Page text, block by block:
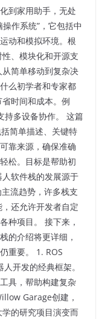
到家用助手，无处
作系统”，它包括中
动和模拟环境。根
、模块化和开源支
简单移动到复杂决
么初学者和专家都
时间和成本。例
持多设备协作。 这篇
简单描述、关键特
靠来源，确保准确
松。目标是帮助初
软件栈的发展源于
流趋势，许多栈支
还允许开发者自定
种项目。 接下来，
的介绍将更详细，
重要。​​ 1. ROS
开发的经典框架。
具，帮助构建复杂
Garage创建，
的研究项目演变而